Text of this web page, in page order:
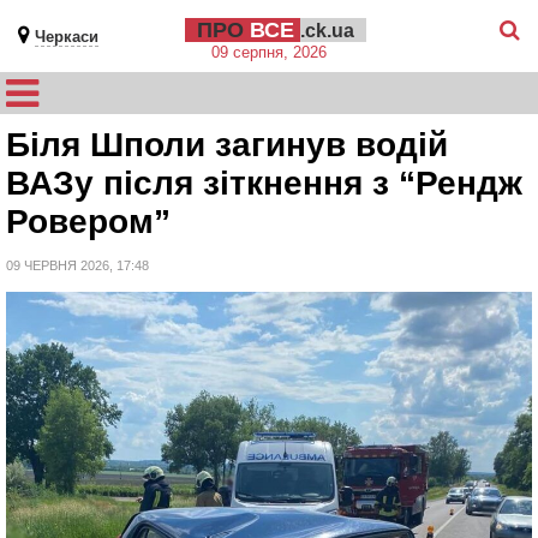
Черкаси ПРО ВСЕ .ck.ua
09 серпня, 2026
Біля Шполи загинув водій
ВАЗу після зіткнення з “Рендж
Ровером”
09 ЧЕРВНЯ 2026, 17:48